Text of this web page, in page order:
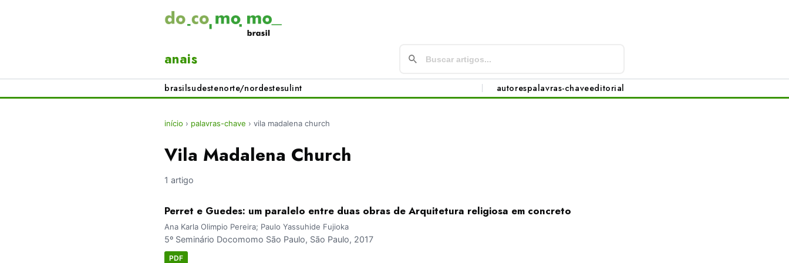
anais
brasilsudestenorte/nordestesulint autorespalavras-chaveeditorial
início › palavras-chave › vila madalena church
Vila Madalena Church
1 artigo
Perret e Guedes: um paralelo entre duas obras de Arquitetura religiosa em concreto
Ana Karla Olimpio Pereira; Paulo Yassuhide Fujioka
5º Seminário Docomomo São Paulo, São Paulo, 2017
PDF